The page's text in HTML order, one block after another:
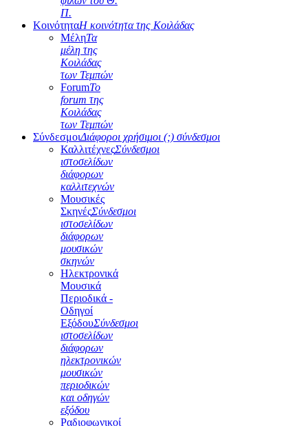
Π.
ΚοινότηταΗ κοινότητα της Κοιλάδας
ΜέληΤα
μέλη της
Κοιλάδας
των Τεμπών
ForumΤο
forum της
Κοιλάδας
των Τεμπών
ΣύνδεσμοιΔιάφοροι χρήσιμοι (;) σύνδεσμοι
ΚαλλιτέχνεςΣύνδεσμοι
ιστοσελίδων
διάφορων
καλλιτεχνών
Μουσικές
ΣκηνέςΣύνδεσμοι
ιστοσελίδων
διάφορων
μουσικών
σκηνών
Ηλεκτρονικά
Μουσικά
Περιοδικά -
Οδηγοί
ΕξόδουΣύνδεσμοι
ιστοσελίδων
διάφορων
ηλεκτρονικών
μουσικών
περιοδικών
και οδηγών
εξόδου
Ραδιοφωνικοί